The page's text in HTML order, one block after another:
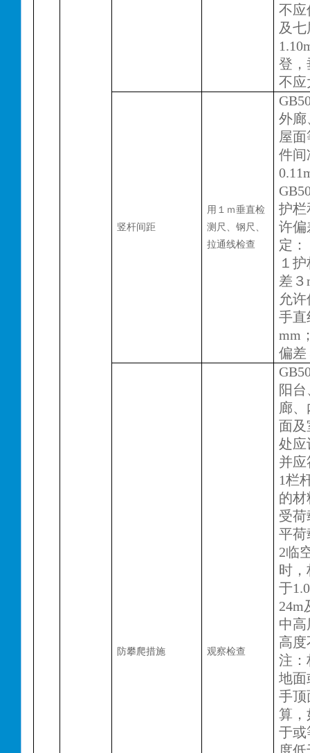
不应
及
登，
不应
竖杆间距
用１ｍ垂直检
测尺、钢尺、
拉通线检查
外廊
屋
件间
护栏
许偏
定：
１
差３
允
手直
mm
偏差
防攀爬措施 观察检查
阳
廊
面
处应
并
1栏
的
受
平荷
2临
时
于
24m
中
高度
注：
地面
手顶
算，
于或